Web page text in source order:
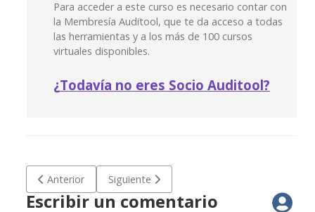
Para acceder a este curso es necesario contar con
la Membresía Auditool, que te da acceso a todas
las herramientas y a los más de 100 cursos
virtuales disponibles.
¿Todavía no eres Socio Auditool?
Artículo anterior: Curso virtual: Prevención e investigación
Anterior Artículo siguiente: Curso Virtual: Programa
Siguiente
Escribir un comentario